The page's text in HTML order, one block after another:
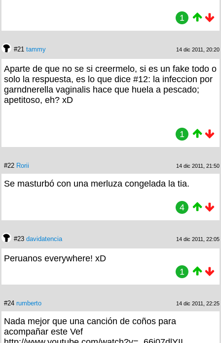
1
#21 tammy 14 dic 2011, 20:20
Aparte de que no se si creermelo, si es un fake todo o
solo la respuesta, es lo que dice #12: la infeccion por
garndnerella vaginalis hace que huela a pescado;
apetitoso, eh? xD
1
#22 Rorii 14 dic 2011, 21:50
Se masturbó con una merluza congelada la tia.
4
#23 davidatencia 14 dic 2011, 22:05
Peruanos everywhere! xD
1
#24 rumberto 14 dic 2011, 22:25
Nada mejor que una canción de coños para
acompañar este Vef